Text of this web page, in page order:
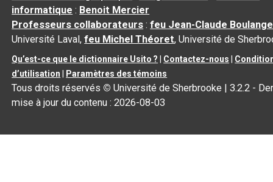
informatique : Benoit Mercier
Professeurs collaborateurs :feu Jean-Claude
Université Laval,feu Michel Théoret, Université de
Qu’est-ce que le dictionnaire Usito ? Contactez-nous
d’utilisation
Paramètres des témoins
Tous droits réservés © Université de Sherbrooke |3.2.2 -
mise à jour du contenu :2026-08-03